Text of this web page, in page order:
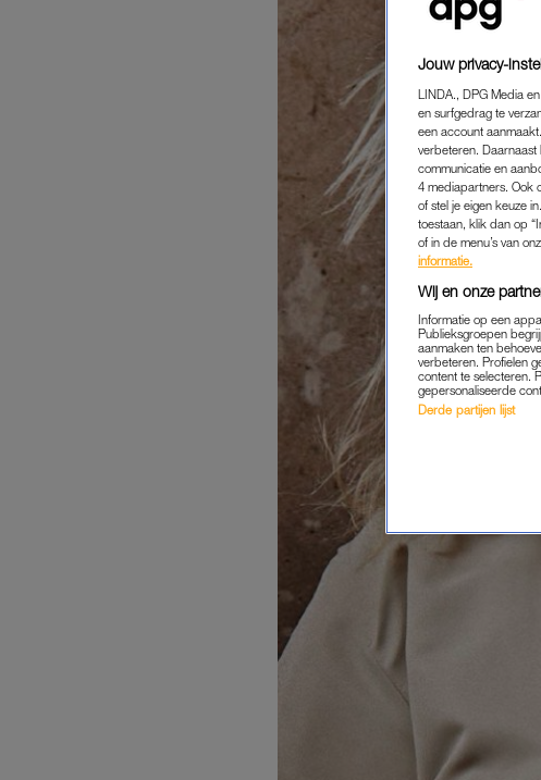
Jouw privacy-
LINDA., DPG Media
en surfgedrag te
een account
verbeteren. Daarnaast
communicatie en
4 mediapartners. Ook
of stel je eigen keuze
toestaan, klik dan op
of in de menu’s van
informatie.
Wij en onze
Informatie op een
Publieksgroepen
aanmaken ten
verbeteren. Profielen
content te selecteren.
gepersonaliseerde
Derde partijen lijst